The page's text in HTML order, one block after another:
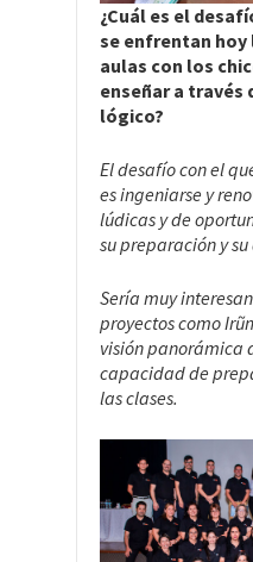
¿Cuál es el
se enfrentan hoy
aulas con los
enseñar a través
lógico?
El desafío con el
es ingeniarse y
lúdicas y de
su preparación y
Sería muy
proyectos como
visión panorámica
capacidad de
las clases.